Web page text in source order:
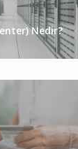
Nedir?